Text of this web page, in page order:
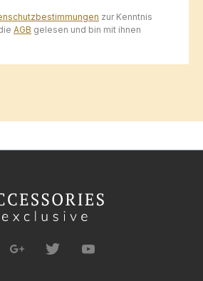
zur Kenntnis
AGB gelesen und bin mit ihnen